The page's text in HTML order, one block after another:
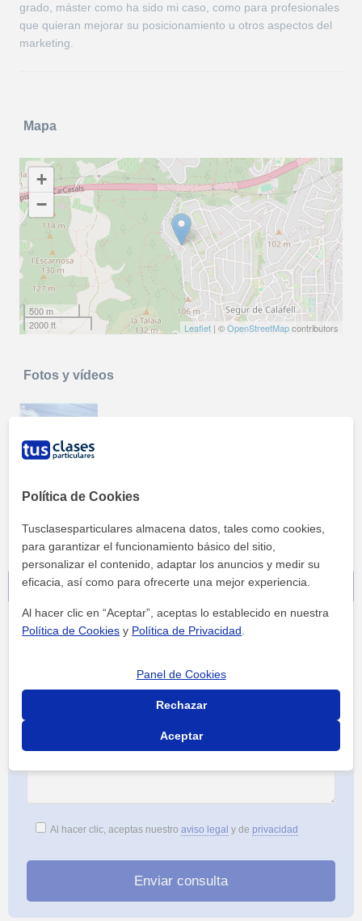
grado, máster como ha sido mi caso, como para profesionales
que quieran mejorar su posicionamiento u otros aspectos del
marketing.
Mapa
+
−
500 m
2000 ft
Leaflet | ©OpenStreetMapcontributors
Fotos y vídeos
Contacta sin compromiso
Al hacer clic, aceptas nuestro aviso legal y de privacidad
Política de Cookies
Tusclasesparticulares almacena datos, tales como cookies,
para garantizar el funcionamiento básico del sitio,
personalizar el contenido, adaptar los anuncios y medir su
eficacia, así como para ofrecerte una mejor experiencia.
Al hacer clic en “Aceptar”, aceptas lo establecido en nuestra
Política de Cookies y Política de Privacidad
Panel de Cookies
Rechazar
Aceptar